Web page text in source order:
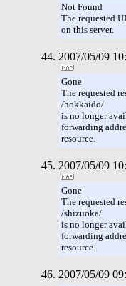
Not Found
The requested
on this server.
2007/05/09
Gone
The requested
/hokkaido/
is no longer
forwarding
resource.
2007/05/09
Gone
The requested
/shizuoka/
is no longer
forwarding
resource.
2007/05/09